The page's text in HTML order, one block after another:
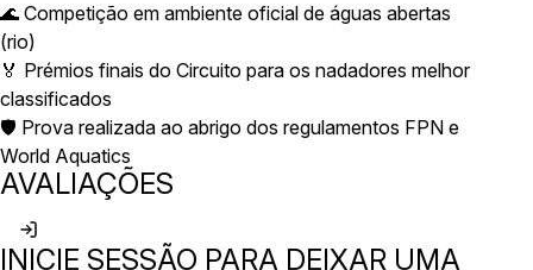
🌊 Competição em ambiente oficial de águas abertas
(rio)
🏅 Prémios finais do Circuito para os nadadores melhor
classificados
🛡️ Prova realizada ao abrigo dos regulamentos FPN e
World Aquatics
AVALIAÇÕES
INICIE SESSÃO PARA DEIXAR UMA